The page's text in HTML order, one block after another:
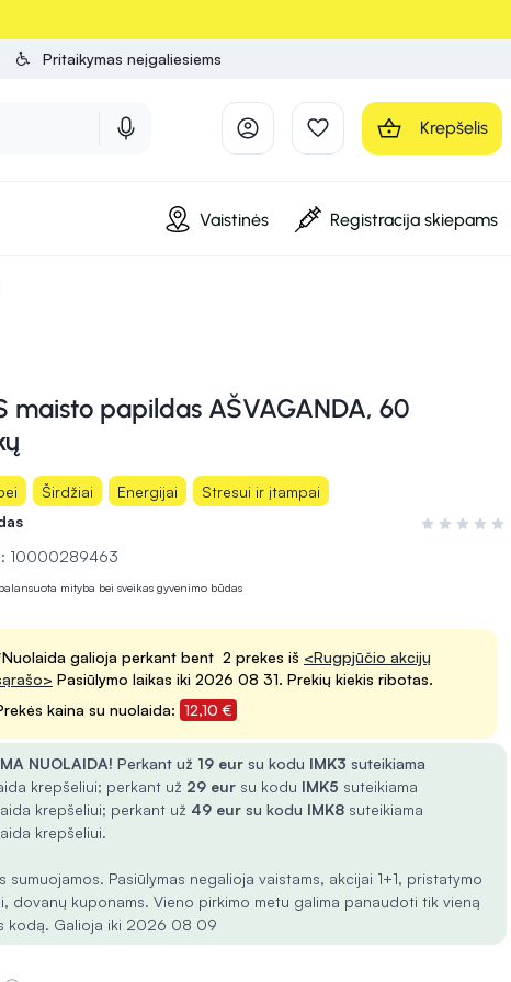
Pritaikymas neįgaliesiems
Krepšelis
Vaistinės Registracija skiepams
maisto papildas AŠVAGANDA, 60
Širdžiai Energijai
Stresui ir įtampai
Įvertinimas
10000289463
mityba bei sveikas gyvenimo būdas
galioja perkant bent 2 prekes iš <Rugpjūčio akcijų
Pasiūlymo laikas iki 2026 08 31. Prekių kiekis ribotas.
kaina su nuolaida: 12,10 €
NUOLAIDA! Perkant už 19 eur su kodu IMK3 suteikiama
krepšeliui; perkant už 29 eur su kodu IMK5 suteikiama
krepšeliui; perkant už 49 eur su kodu IMK8 suteikiama
krepšeliui.
sumuojamos. Pasiūlymas negalioja vaistams, akcijai 1+1, pristatymo
dovanų kuponams. Vieno pirkimo metu galima panaudoti tik vieną
kodą. Galioja iki 2026 08 09